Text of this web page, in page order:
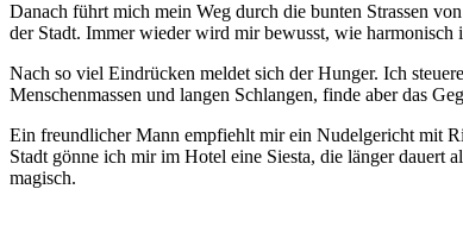
Danach führt mich mein Weg durch die bunten Strassen
der Stadt. Immer wieder wird mir bewusst, wie
Nach so viel Eindrücken meldet sich der Hunger. Ich
Menschenmassen und langen Schlangen, finde aber das
Ein freundlicher Mann empfiehlt mir ein Nudelgericht mit
Stadt gönne ich mir im Hotel eine Siesta, die länger dauert
magisch.